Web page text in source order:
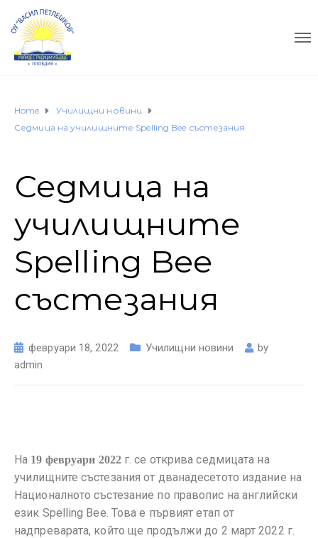
Home
Училищни новини
Седмица на училищните Spelling Bee състезания
Седмица на
училищните
Spelling Bee
състезания
февруари 18, 2022 Училищни новини
by
admin
На 19 февруари 2022г. се открива седмицата на
училищните състезания от дванадесетото издание на
Националното състезание по правопис на английски
език Spelling Bee. Това е първият етап от
надпреварата, който ще продължи до 2 март 2022 г.